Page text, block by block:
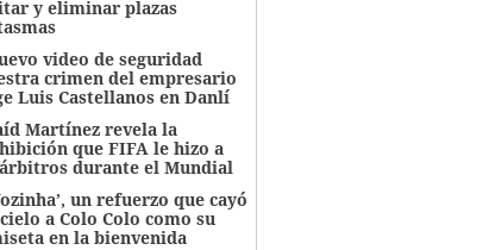
y eliminar plazas
video de seguridad
crimen del empresario
Luis Castellanos en Danlí
Martínez revela la
que FIFA le hizo a
durante el Mundial
un refuerzo que cayó
a Colo Colo como su
en la bienvenida